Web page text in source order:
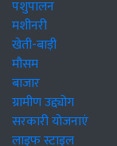
पशुपालन
मशीनरी
खेती-बाड़ी
मौसम
बाजार
ग्रामीण उद्द्योग
सरकारी योजनाएं
लाइफ स्टाइल